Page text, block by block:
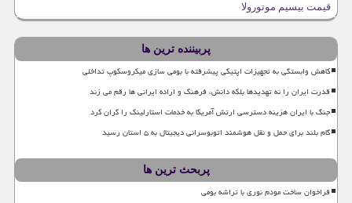
قیمت بیسیم موتورولا
پربیننده ترین ها
کاهش وابستگی به تجهیزات اپتیکی پیشرفته با بومی سازی میکروسکوپ تداخلی
قدرت ایران را نه تهدیدها بلکه دانش، فرهنگ و اراده ایرانی ها رقم می زند
جنگ با ایران هزینه دسترسی ارتش آمریکا به خدمات استارلینک را گران کرد
گام بلند برای حمل و نقل هوشمند اتوبوسرانی دیجیتال به ۵ استان رسید
پربحث ترین ها
فراخوان ساخت مودم نوری با تراشه بومی